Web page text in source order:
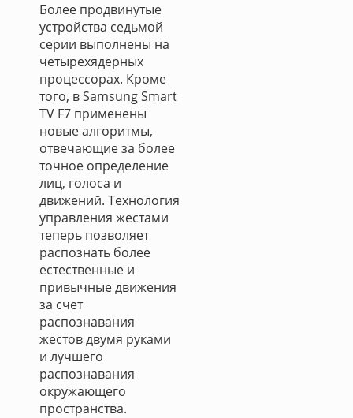
Более продвинутые
устройства седьмой
серии выполнены на
четырехядерных
процессорах. Кроме
того, в Samsung Smart
TV F7 применены
новые алгоритмы,
отвечающие за более
точное определение
лиц, голоса и
движений. Технология
управления жестами
теперь позволяет
распознать более
естественные и
привычные движения
за счет
распознавания
жестов двумя руками
и лучшего
распознавания
окружающего
пространства.